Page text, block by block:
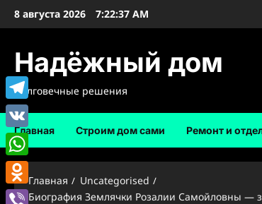
Перейти
8 августа 2026 7:22:38 AM
Надёжный дом
Долговечные решения
Главная Строим дом сами Ремонт и
Главная
Uncategorised
Биография Землячки Розалии Самойловны —
Telegram
VK
WhatsApp
Odnoklassniki